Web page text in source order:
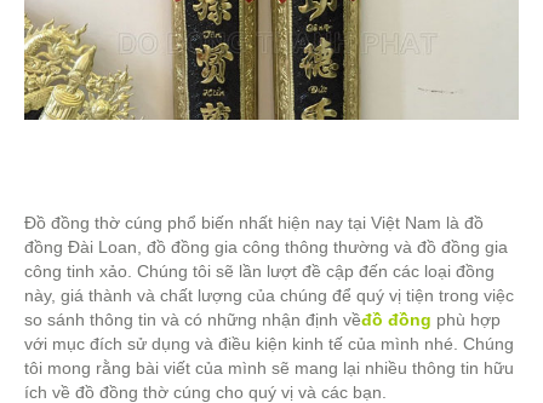
Đồ đồng thờ cúng phổ biến nhất hiện nay tại Việt Nam là đồ
đồng Đài Loan, đồ đồng gia công thông thường và đồ đồng gia
công tinh xảo. Chúng tôi sẽ lần lượt đề cập đến các loại đồng
này, giá thành và chất lượng của chúng để quý vị tiện trong việc
so sánh thông tin và có những nhận định vềđồ đồng phù hợp
với mục đích sử dụng và điều kiện kinh tế của mình nhé. Chúng
tôi mong rằng bài viết của mình sẽ mang lại nhiều thông tin hữu
ích về đồ đồng thờ cúng cho quý vị và các bạn.